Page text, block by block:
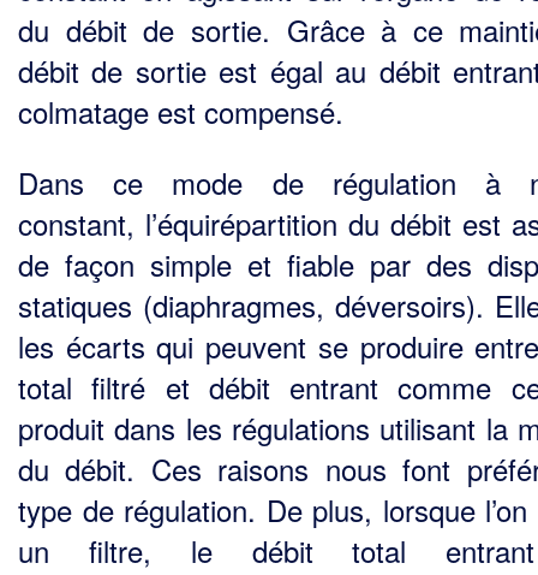
du débit de sortie. Grâce à ce
débit de sortie est égal au débit
colmatage est compensé.
Dans ce mode de régulation à
constant, l’équirépartition du débit est
de façon simple et fiable par des
statiques (diaphragmes, déversoirs).
les écarts qui peuvent se produire
total filtré et débit entrant comme
produit dans les régulations utilisant la
du débit. Ces raisons nous font
type de régulation. De plus, lorsque
un filtre, le débit total